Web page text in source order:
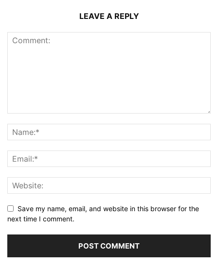
LEAVE A REPLY
Save my name, email, and website in this browser for the
next time I comment.